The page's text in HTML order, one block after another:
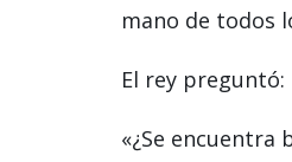
mano de todos
El rey preguntó:
«¿Se encuentra